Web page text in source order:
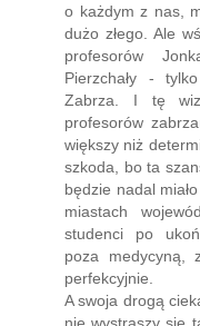
o każdym z nas,
dużo złego. Ale
profesorów
Pierzchały -
Zabrza. I tę
profesorów
większy niż
szkoda, bo ta
będzie nadal
miastach
studenci po
poza medycyną,
perfekcyjnie.
A swoja drogą